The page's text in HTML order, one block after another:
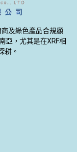
及綠色產品合規顧
亞，尤其是在XRF相
耕。